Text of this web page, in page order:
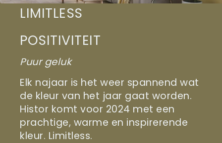
LIMITLESS
POSITIVITEIT
Puur geluk
Elk najaar is het weer spannend wat
de kleur van het jaar gaat worden.
Histor komt voor 2024 met een
prachtige, warme en inspirerende
kleur. Limitless.